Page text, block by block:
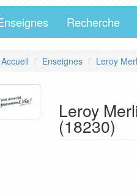
Recherche
Accueil Enseignes Leroy
Leroy
(18230)